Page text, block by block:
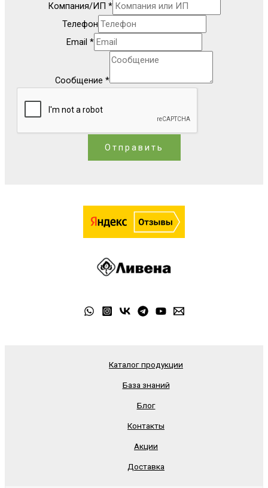
Компания/ИП *
Телефон
Email *
Сообщение *
Отправить
Каталог продукции
База знаний
Блог
Контакты
Акции
Доставка